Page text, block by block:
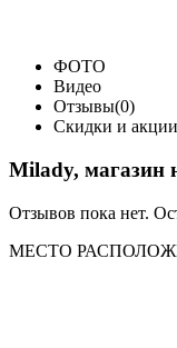
ФОТО
Видео
Отзывы(0)
Скидки и акции
Milady, магазин
Отзывов пока нет.
МЕСТО